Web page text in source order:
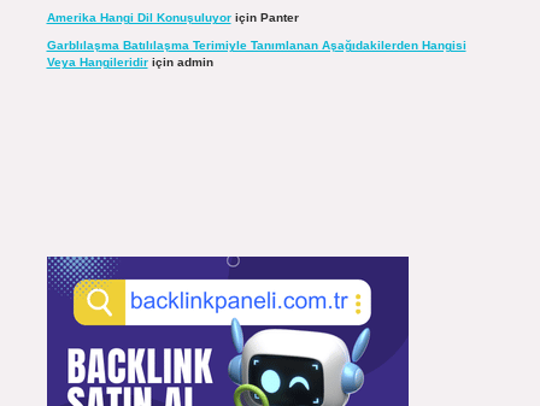
Amerika Hangi Dil Konuşuluyoriçin Panter
Garblılaşma Batılılaşma Terimiyle Tanımlanan Aşağıdakilerden Hangisi
Veya Hangileridiriçin admin